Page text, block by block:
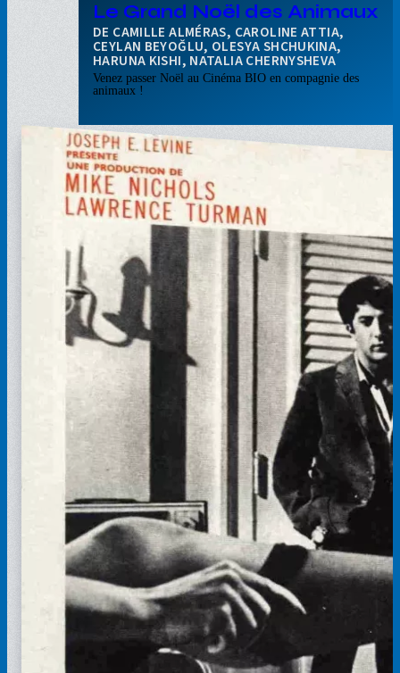
Le Grand Noël des Animaux
CAMILLE ALMÉRAS, CAROLINE ATTIA,
CEYLAN BEYOĞLU, OLESYA SHCHUKINA,
HARUNA KISHI, NATALIA CHERNYSHEVA
Venez passer Noël au Cinéma BIO en compagnie des
animaux !